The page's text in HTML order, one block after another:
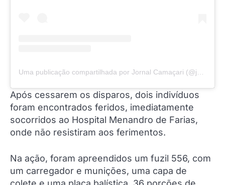
Uma publicação compartilhada por Jornal Camaçari (@jornalcamacari)
Após cessarem os disparos, dois indivíduos
foram encontrados feridos, imediatamente
socorridos ao Hospital Menandro de Farias,
onde não resistiram aos ferimentos.
Na ação, foram apreendidos um fuzil 556, com
um carregador e munições, uma capa de